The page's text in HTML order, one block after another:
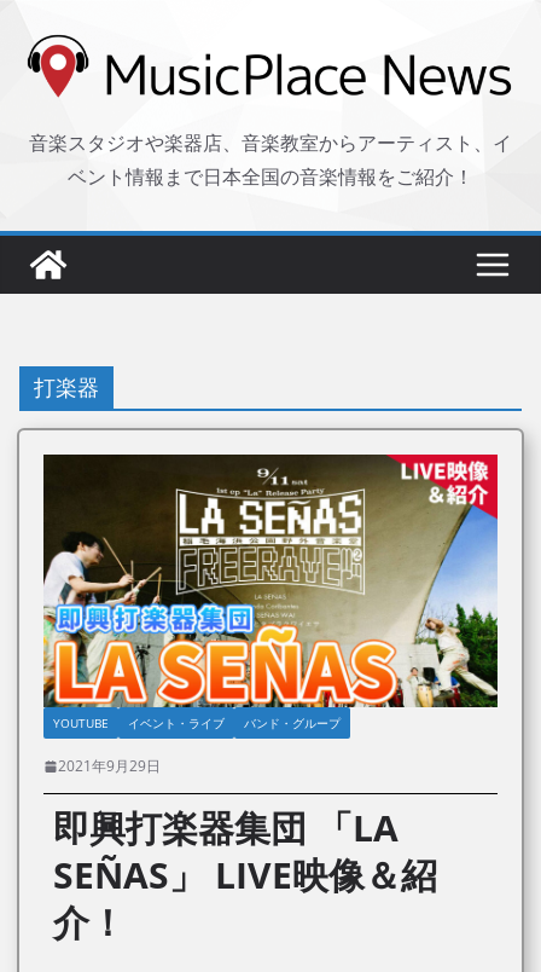
音楽スタジオや楽器店、音楽教室からアーティスト、イ
ベント情報まで日本全国の音楽情報をご紹介！
打楽器
YOUTUBE イベント・ライブ バンド・グループ
2021年9月29日
即興打楽器集団 「LA
SEÑAS」 LIVE映像＆紹
介！